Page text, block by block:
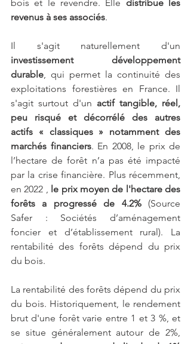
bois et le revendre. Elle distribue les
revenus à ses associés.
investissement développement
durable , qui permet la continuité des
exploitations forestières en France. Il
s'agit surtout d'un actif tangible, réel,
peu risqué et décorrélé des autres
actifs « classiques » notamment des
marchés financiers. En 2008, le prix de
l’hectare de forêt n’a pas été impacté
par la crise financière. Plus récemment,
en 2022 ,
le prix moyen de l'hectare des
forêts a progressé de 4.2% (Source
Safer : Sociétés d’aménagement
foncier et d’établissement rural). La
rentabilité des forêts dépend du prix
du bois.
La rentabilité des forêts dépend du prix
du bois. Historiquement, le rendement
brut d'une forêt varie entre 1 et 3 %, et
se situe généralement autour de 2%,